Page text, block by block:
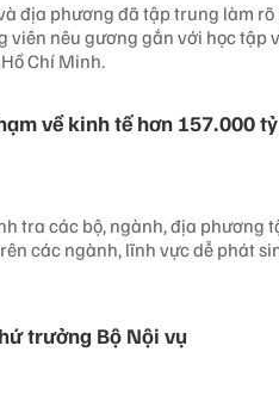
địa phương đã tập trung làm rõ
viên nêu gương gắn với học tập
Chí Minh.
về kinh tế hơn 157.000
tra các bộ, ngành, địa phương
các ngành, lĩnh vực dễ phát
trưởng Bộ Nội vụ